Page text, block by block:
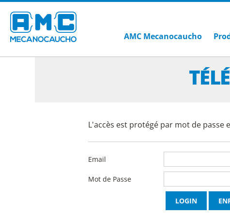
AMC Mecanocaucho
L'accès est protégé par mot de
Email
Mot de Passe